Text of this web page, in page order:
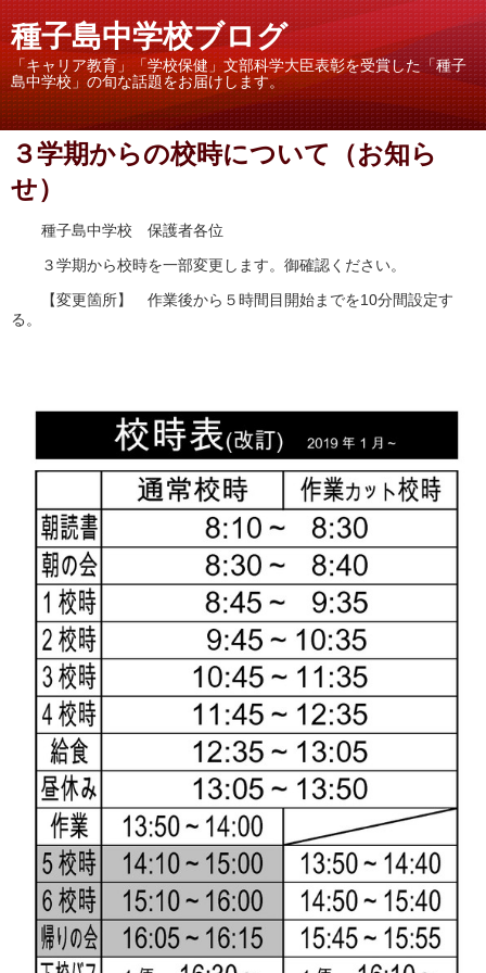
種子島中学校ブログ
「キャリア教育」「学校保健」文部科学大臣表彰を受賞した「種子
島中学校」の旬な話題をお届けします。
３学期からの校時について（お知ら
せ）
種子島中学校 保護者各位
３学期から校時を一部変更します。御確認ください。
【変更箇所】 作業後から５時間目開始までを10分間設定す
る。